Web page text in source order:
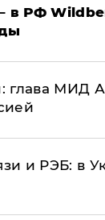
в РФ
глава МИД
и РЭБ: в